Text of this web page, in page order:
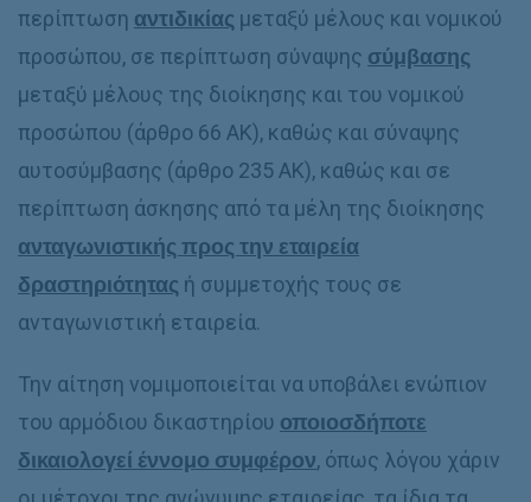
περίπτωση αντιδικίας μεταξύ μέλους και νομικού
προσώπου, σε περίπτωση σύναψης σύμβασης
μεταξύ μέλους της διοίκησης και του νομικού
προσώπου (άρθρο 66 ΑΚ), καθώς και σύναψης
αυτοσύμβασης (άρθρο 235 ΑΚ), καθώς και σε
περίπτωση άσκησης από τα μέλη της διοίκησης
ανταγωνιστικής προς την εταιρεία
δραστηριότητας ή συμμετοχής τους σε
ανταγωνιστική εταιρεία.
Την αίτηση νομιμοποιείται να υποβάλει ενώπιον
του αρμόδιου δικαστηρίου οποιοσδήποτε
δικαιολογεί έννομο συμφέρον, όπως λόγου χάριν